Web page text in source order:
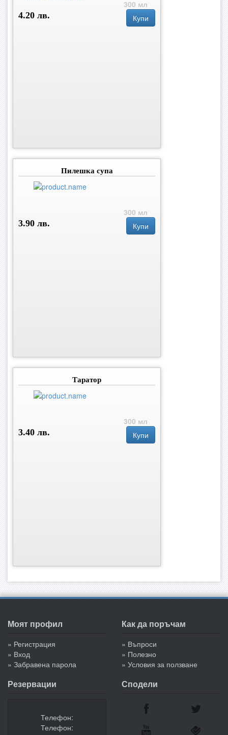
300 мл
4.20 лв.
Купи
Пилешка супа
300 мл
3.90 лв.
Купи
Таратор
300 мл
3.40 лв.
Купи
Моят профил
» Регистрация
» Вход
» Забравена парола
Как да поръчам
» Въпроси
» Полезно
» Условия за ползване
Резервации
Телефон:
Телефон:
Сподели